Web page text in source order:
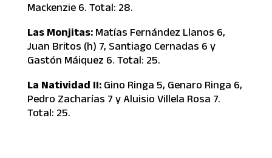
Mackenzie 6. Total: 28.
Las Monjitas: Matías Fernández Llanos 6,
Juan Britos (h) 7, Santiago Cernadas 6 y
Gastón Máiquez 6. Total: 25.
La Natividad II: Gino Ringa 5, Genaro Ringa 6,
Pedro Zacharías 7 y Aluisio Villela Rosa 7.
Total: 25.